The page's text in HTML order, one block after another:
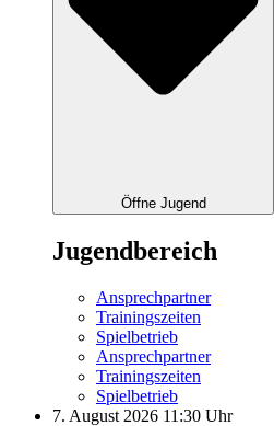
Öffne Jugend
Jugendbereich
Ansprechpartner
Trainingszeiten
Spielbetrieb
Ansprechpartner
Trainingszeiten
Spielbetrieb
7. August 2026 11:30 Uhr